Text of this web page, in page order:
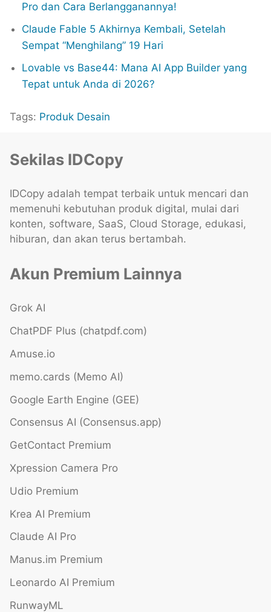
Pro dan Cara Berlangganannya!
Claude Fable 5 Akhirnya Kembali, Setelah
Sempat “Menghilang” 19 Hari
Lovable vs Base44: Mana AI App Builder yang
Tepat untuk Anda di 2026?
Tags: Produk Desain
Sekilas IDCopy
IDCopy adalah tempat terbaik untuk mencari dan
memenuhi kebutuhan produk digital, mulai dari
konten, software, SaaS, Cloud Storage, edukasi,
hiburan, dan akan terus bertambah.
Akun Premium Lainnya
Grok AI
ChatPDF Plus (chatpdf.com)
Amuse.io
memo.cards (Memo AI)
Google Earth Engine (GEE)
Consensus AI (Consensus.app)
GetContact Premium
Xpression Camera Pro
Udio Premium
Krea AI Premium
Claude AI Pro
Manus.im Premium
Leonardo AI Premium
RunwayML